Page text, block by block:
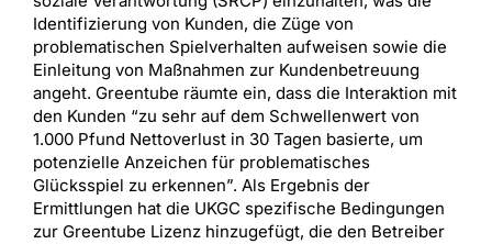
Identifizierung von Kunden, die Züge von
problematischen Spielverhalten aufweisen sowie die
Einleitung von Maßnahmen zur Kundenbetreuung
angeht. Greentube räumte ein, dass die Interaktion mit
den Kunden “zu sehr auf dem Schwellenwert von
1.000 Pfund Nettoverlust in 30 Tagen basierte, um
potenzielle Anzeichen für problematisches
Glücksspiel zu erkennen”. Als Ergebnis der
Ermittlungen hat die UKGC spezifische Bedingungen
zur Greentube Lizenz hinzugefügt, die den Betreiber